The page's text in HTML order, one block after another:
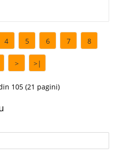
4 5 6 7 8
> >|
105 (21 pagini)